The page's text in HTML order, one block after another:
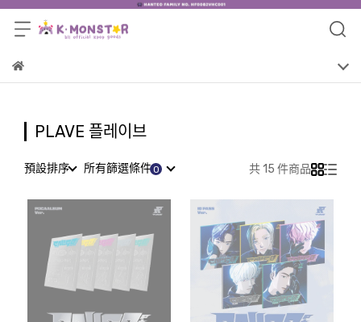
PLAVE 플레이브
預設排序 所有篩選條件 共 15 件商品